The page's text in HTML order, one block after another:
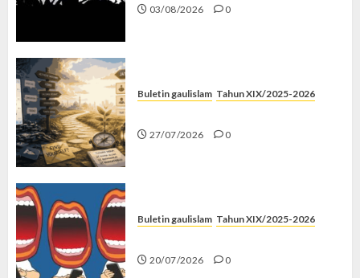
03/08/2026 0
Buletin gaulislam Tahun XIX/2025-2026
27/07/2026 0
Buletin gaulislam Tahun XIX/2025-2026
20/07/2026 0